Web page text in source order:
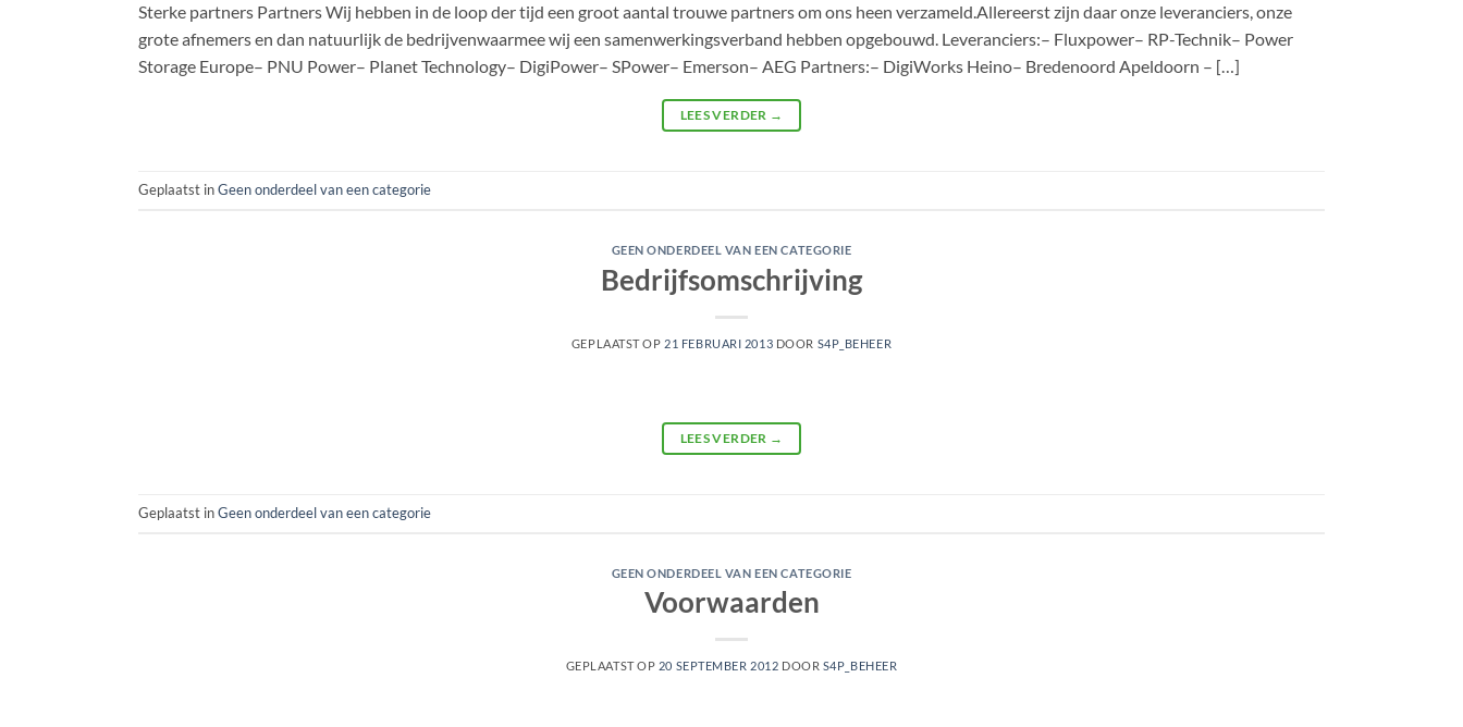
Sterke partners Partners Wij hebben in de loop der tijd een groot aantal trouwe partners om ons heen verzameld.Allereerst zijn daar onze leveranciers, onze
grote afnemers en dan natuurlijk de bedrijvenwaarmee wij een samenwerkingsverband hebben opgebouwd. Leveranciers:– Fluxpower– RP-Technik– Power
Storage Europe– PNU Power– Planet Technology– DigiPower– SPower– Emerson– AEG Partners:– DigiWorks Heino– Bredenoord Apeldoorn – […]
LEES VERDER →
Geplaatst inGeen onderdeel van een categorie
GEEN ONDERDEEL VAN EEN CATEGORIE
Bedrijfsomschrijving
GEPLAATST OP 21 FEBRUARI 2013 DOOR S4P_BEHEER
LEES VERDER →
Geplaatst inGeen onderdeel van een categorie
GEEN ONDERDEEL VAN EEN CATEGORIE
Voorwaarden
GEPLAATST OP 20 SEPTEMBER 2012 DOOR S4P_BEHEER